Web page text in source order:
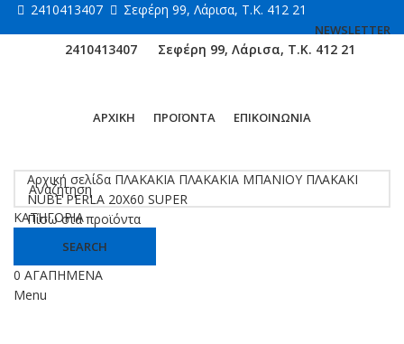
2410413407 Σεφέρη 99, Λάρισα, Τ.Κ. 412 21
NEWSLETTER
2410413407 Σεφέρη 99, Λάρισα, Τ.Κ. 412 21
ΚΑΤΗΓΟΡΙΑ
SEARCH
0 ΑΓΑΠΗΜΕΝΑ
Menu
ΑΡΧΙΚΗ ΠΡΟΪΟΝΤΑ ΕΠΙΚΟΙΝΩΝΙΑ
Αρχική σελίδα ΠΛΑΚΑΚΙΑ ΠΛΑΚΑΚΙΑ ΜΠΑΝΙΟΥ ΠΛΑΚΑΚΙ
NUBE PERLA 20X60 SUPER
Πίσω στα προϊόντα